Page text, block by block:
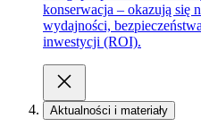
konserwacja – okazują się
wydajności,
inwestycji (ROI).
Aktualności i materiały